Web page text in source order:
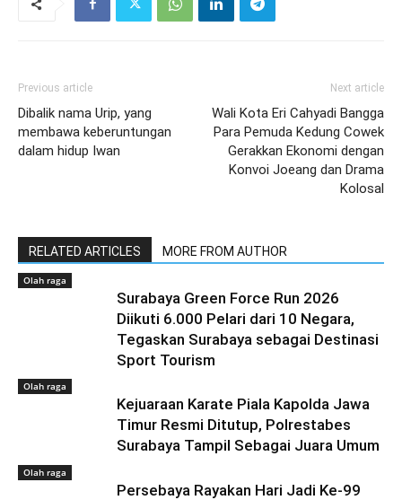
Previous article
Dibalik nama Urip, yang
membawa keberuntungan
dalam hidup Iwan
Next article
Wali Kota Eri Cahyadi Bangga
Para Pemuda Kedung Cowek
Gerakkan Ekonomi dengan
Konvoi Joeang dan Drama
Kolosal
RELATED ARTICLES MORE FROM AUTHOR
Olah raga
Surabaya Green Force Run 2026
Diikuti 6.000 Pelari dari 10 Negara,
Tegaskan Surabaya sebagai Destinasi
Sport Tourism
Olah raga
Kejuaraan Karate Piala Kapolda Jawa
Timur Resmi Ditutup, Polrestabes
Surabaya Tampil Sebagai Juara Umum
Olah raga
Persebaya Rayakan Hari Jadi Ke-99